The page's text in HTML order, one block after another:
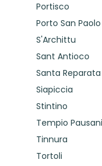
Portisco
Porto San Paolo
S'Archittu
Sant Antioco
Santa Reparata
Siapiccia
Stintino
Tempio
Tinnura
Tortoli